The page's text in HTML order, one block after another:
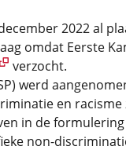
2022 al
omdat Eerste
verzocht.
werd
en racisme
in de formulering
non-